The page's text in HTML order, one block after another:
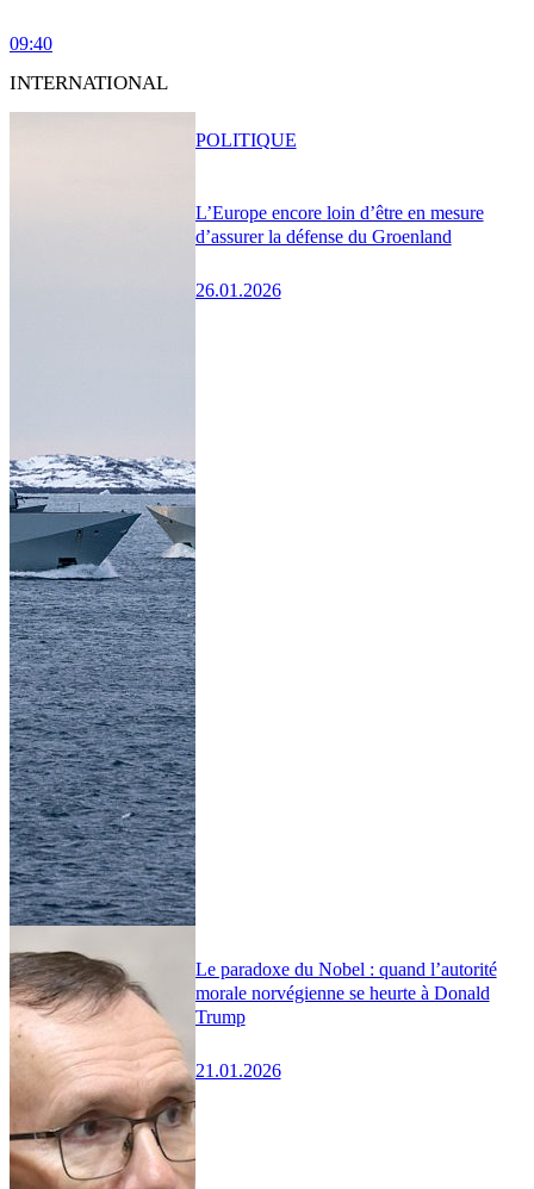
09:40
INTERNATIONAL
L’Europe encore loin d’être en mesure
d’assurer la défense du Groenland
26.01.2026
POLITIQUE
Le paradoxe du Nobel : quand l’autorité
morale norvégienne se heurte à Donald
Trump
21.01.2026